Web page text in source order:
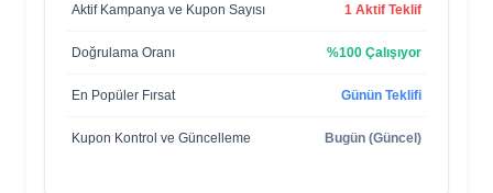
Aktif Kampanya ve Kupon Sayısı 1 Aktif Teklif
Doğrulama Oranı %100 Çalışıyor
En Popüler Fırsat Günün Teklifi
Kupon Kontrol ve Güncelleme Bugün (Güncel)